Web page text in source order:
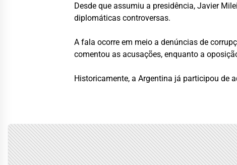
Desde que assumiu a presidência, Javier
diplomáticas controversas.
A fala ocorre em meio a denúncias de
comentou as acusações, enquanto a
Historicamente, a Argentina já participou de